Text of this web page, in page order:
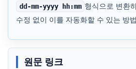
dd-mm-yyyy hh:mm 형식으로 변환
수정 없이 이를 자동화할 수 있는 방
원문 링크